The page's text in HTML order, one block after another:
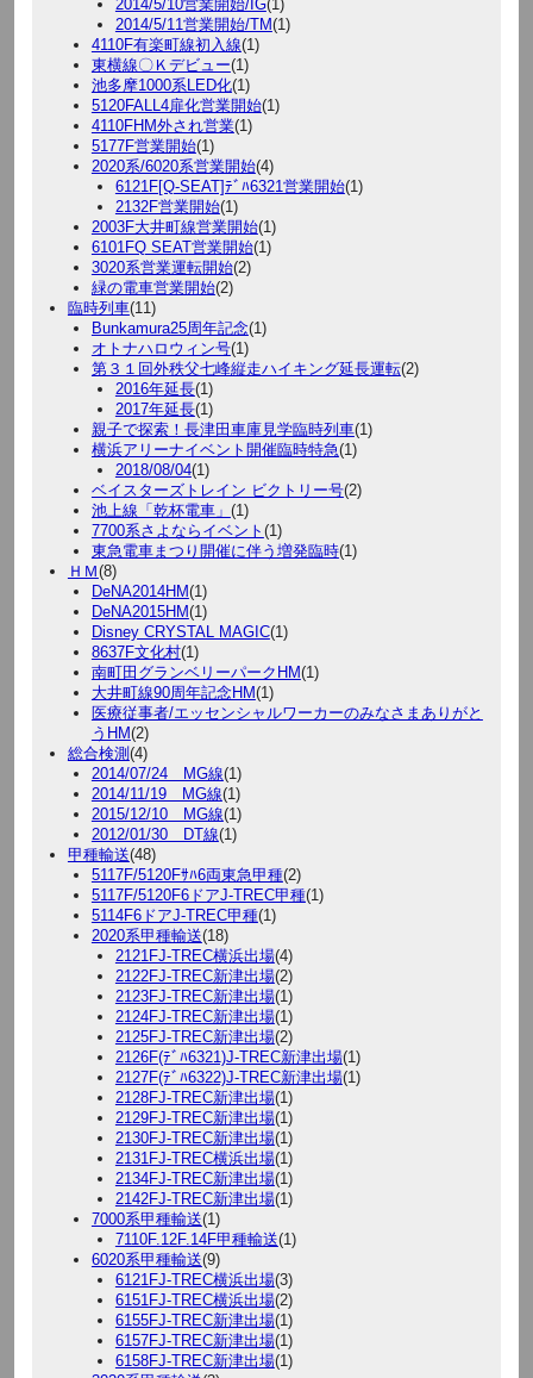
2014/5/10営業開始/IG(1)
2014/5/11営業開始/TM(1)
4110F有楽町線初入線(1)
東横線〇Ｋデビュー(1)
池多摩1000系LED化(1)
5120FALL4扉化営業開始(1)
4110FHM外され営業(1)
5177F営業開始(1)
2020系/6020系営業開始(4)
6121F[Q-SEAT]ﾃﾞﾊ6321営業開始(1)
2132F営業開始(1)
2003F大井町線営業開始(1)
6101FQ SEAT営業開始(1)
3020系営業運転開始(2)
緑の電車営業開始(2)
臨時列車(11)
Bunkamura25周年記念(1)
オトナハロウィン号(1)
第３１回外秩父七峰縦走ハイキング延長運転(2)
2016年延長(1)
2017年延長(1)
親子で探索！長津田車庫見学臨時列車(1)
横浜アリーナイベント開催臨時特急(1)
2018/08/04(1)
ベイスターズトレイン ビクトリー号(2)
池上線「乾杯電車」 (1)
7700系さよならイベント (1)
東急電車まつり開催に伴う増発臨時(1)
ＨＭ(8)
DeNA2014HM(1)
DeNA2015HM(1)
Disney CRYSTAL MAGIC(1)
8637F文化村(1)
南町田グランベリーパークHM(1)
大井町線90周年記念HM(1)
医療従事者/エッセンシャルワーカーのみなさまありがと
うHM(2)
総合検測 (4)
2014/07/24 MG線(1)
2014/11/19 MG線(1)
2015/12/10 MG線(1)
2012/01/30 DT線(1)
甲種輸送(48)
5117F/5120Fｻﾊ6両東急甲種(2)
5117F/5120F6ドアJ-TREC甲種(1)
5114F6ドアJ-TREC甲種(1)
2020系甲種輸送(18)
2121FJ-TREC横浜出場(4)
2122FJ-TREC新津出場(2)
2123FJ-TREC新津出場(1)
2124FJ-TREC新津出場(1)
2125FJ-TREC新津出場(2)
2126F(ﾃﾞﾊ6321)J-TREC新津出場(1)
2127F(ﾃﾞﾊ6322)J-TREC新津出場(1)
2128FJ-TREC新津出場(1)
2129FJ-TREC新津出場(1)
2130FJ-TREC新津出場(1)
2131FJ-TREC横浜出場(1)
2134FJ-TREC新津出場(1)
2142FJ-TREC新津出場(1)
7000系甲種輸送(1)
7110F.12F.14F甲種輸送(1)
6020系甲種輸送(9)
6121FJ-TREC横浜出場(3)
6151FJ-TREC横浜出場(2)
6155FJ-TREC新津出場(1)
6157FJ-TREC新津出場(1)
6158FJ-TREC新津出場(1)